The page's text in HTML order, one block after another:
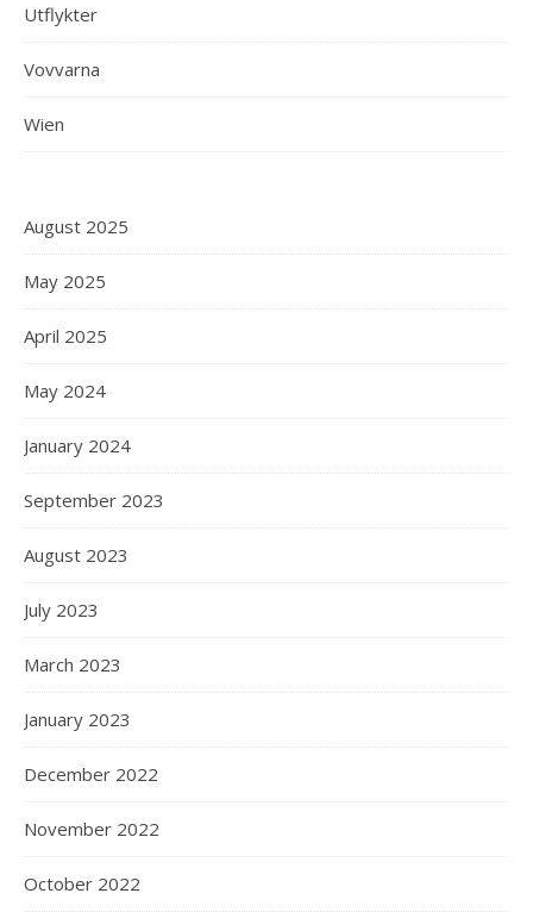
Utflykter
Vovvarna
Wien
August 2025
May 2025
April 2025
May 2024
January 2024
September 2023
August 2023
July 2023
March 2023
January 2023
December 2022
November 2022
October 2022